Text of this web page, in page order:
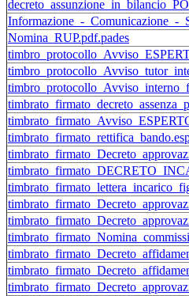
Informazione_-_Comunicazione_-
Nomina_RUP.pdf.pades